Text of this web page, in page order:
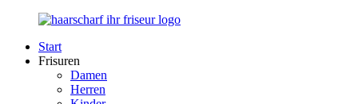
Zurück
Inhalt
Haarscharf
Start
Frisuren
Damen
Herren